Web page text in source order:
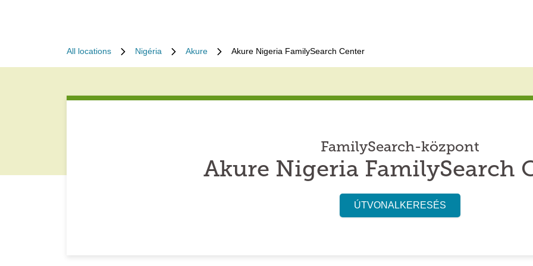
All locations Nigéria Akure Akure Nigeria FamilySearch Center
FamilySearch-központ
Akure Nigeria FamilySearch
ÚTVONALKERESÉS